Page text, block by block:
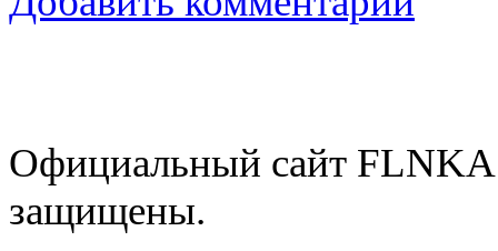
Официальный сайт
защищены.